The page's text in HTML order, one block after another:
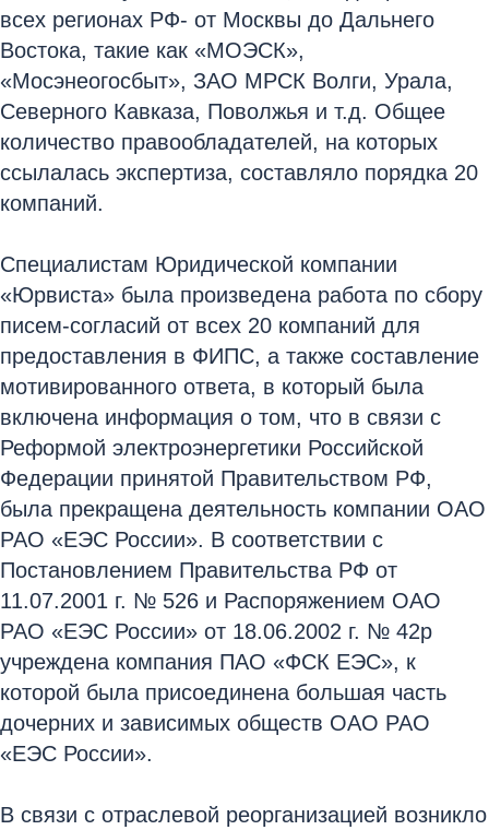
всех регионах РФ- от Москвы до Дальнего
Востока, такие как «МОЭСК»,
«Мосэнеогосбыт», ЗАО МРСК Волги, Урала,
Северного Кавказа, Поволжья и т.д. Общее
количество правообладателей, на которых
ссылалась экспертиза, составляло порядка 20
компаний.
Специалистам Юридической компании
«Юрвиста» была произведена работа по сбору
писем-согласий от всех 20 компаний для
предоставления в ФИПС, а также составление
мотивированного ответа, в который была
включена информация о том, что в связи с
Реформой электроэнергетики Российской
Федерации принятой Правительством РФ,
была прекращена деятельность компании ОАО
РАО «ЕЭС России». В соответствии с
Постановлением Правительства РФ от
11.07.2001 г. № 526 и Распоряжением ОАО
РАО «ЕЭС России» от 18.06.2002 г. № 42р
учреждена компания ПАО «ФСК ЕЭС», к
которой была присоединена большая часть
дочерних и зависимых обществ ОАО РАО
«ЕЭС России».
В связи с отраслевой реорганизацией возникло